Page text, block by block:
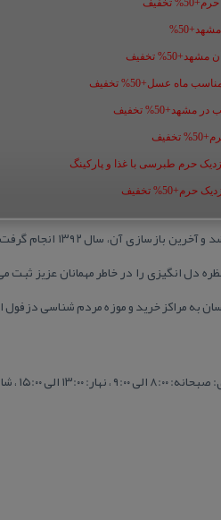
تخفیف
تخفیف
عسل+50% تخفیف
تخفیف
حرم طبرسی با غذا و پارکینگ
تخفیف
دل انگیزی را در خاطر مهمانان عزیز
به مراكز خرید و موزه مردم شناسی دزفول